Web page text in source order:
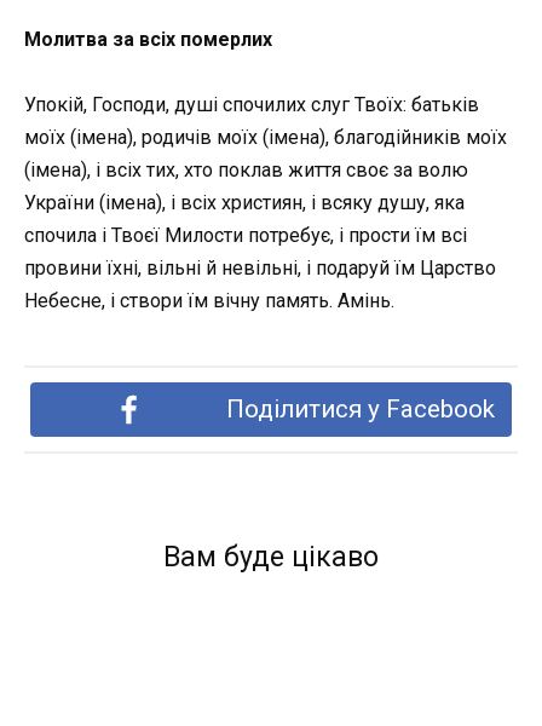
Молитва за всіх померлих
Упокій, Господи, душі спочилих слуг Твоїх: батьків
моїх (імена), родичів моїх (імена), благодійників моїх
(імена), і всіх тих, хто поклав життя своє за волю
України (імена), і всіх християн, і всяку душу, яка
спочила і Твоєї Милости потребує, і прости їм всі
провини їхні, вільні й невільні, і подаруй їм Царство
Небесне, і створи їм вічну память. Амінь.
Поділитися у Facebook
Вам буде цікаво